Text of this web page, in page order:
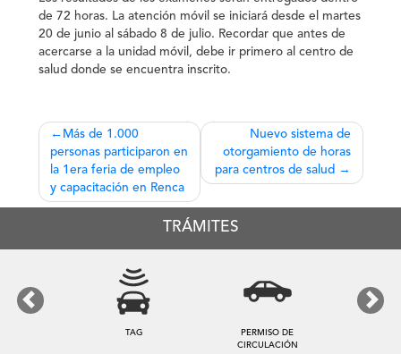
de 72 horas. La atención móvil se iniciará desde el martes
20 de junio al sábado 8 de julio. Recordar que antes de
acercarse a la unidad móvil, debe ir primero al centro de
salud donde se encuentra inscrito.
Navegación
de
entradas
Más de 1.000
personas participaron en
la 1era feria de empleo
y capacitación en Renca
Nuevo sistema de
otorgamiento de horas
para centros de salud
TRÁMITES
TAG
PERMISO DE
CIRCULACIÓN
Previous Next